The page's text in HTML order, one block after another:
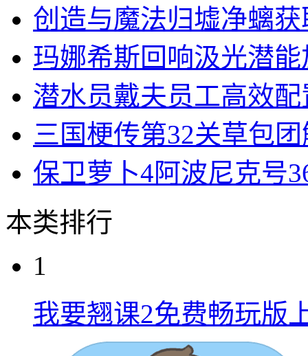
创造与魔法归墟净螭
玛娜希斯回响汲光潜
潜水员戴夫员工高效
三国梗传第32关草包
保卫萝卜4阿波尼克号
本类排行
1
我要翘课2免费畅玩版